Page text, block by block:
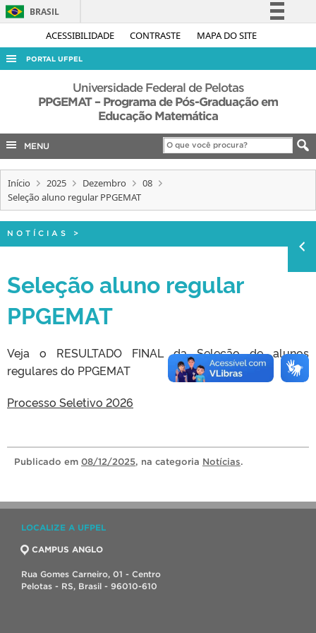
ACESSIBILIDADE CONTRASTE MAPA DO SITE
BRASIL
Simplifique!
Acesso à informação
Legislação
Canais
PORTAL UFPEL
ACESSO À INFORMAÇÃO
AUDITORIA
EDITAIS
INTERNACIONAL
Universidade Federal de Pelotas
PPGEMAT – Programa de Pós-Graduação em
Educação Matemática
MENU
Início 2025 Dezembro
08
Seleção aluno regular PPGEMAT
NOTÍCIAS >
Seleção aluno regular
PPGEMAT
Veja o RESULTADO FINAL da Seleção de alunos
regulares do PPGEMAT
Processo Seletivo 2026
Publicado em 08/12/2025, na categoria Notícias.
LOCALIZE A UFPEL
CAMPUS ANGLO
Rua Gomes Carneiro, 01 - Centro
Pelotas - RS, Brasil - 96010-610